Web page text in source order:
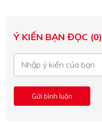
Ý KIẾN BẠN ĐỌC (0)